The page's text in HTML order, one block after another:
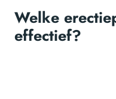
Welke
effectief?